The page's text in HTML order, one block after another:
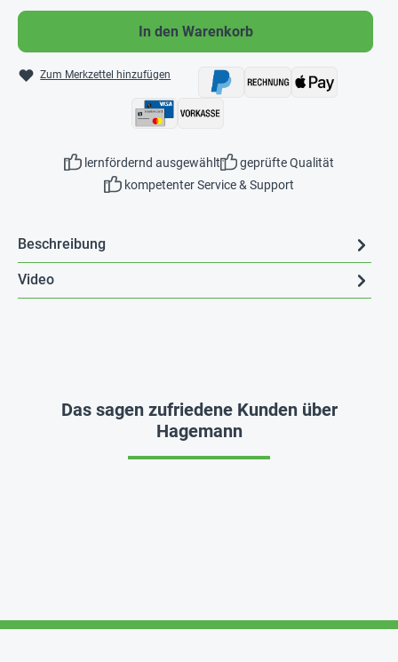
In den Warenkorb
Zum Merkzettel hinzufügen
lernfördernd ausgewählt
geprüfte Qualität
kompetenter Service & Support
Beschreibung
Video
Das sagen zufriedene Kunden über
Hagemann